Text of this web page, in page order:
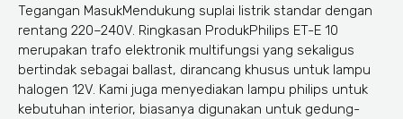
Tegangan MasukMendukung suplai listrik standar dengan
rentang 220–240V. Ringkasan ProdukPhilips ET-E 10
merupakan trafo elektronik multifungsi yang sekaligus
bertindak sebagai ballast, dirancang khusus untuk lampu
halogen 12V. Kami juga menyediakan lampu philips untuk
kebutuhan interior, biasanya digunakan untuk gedung-